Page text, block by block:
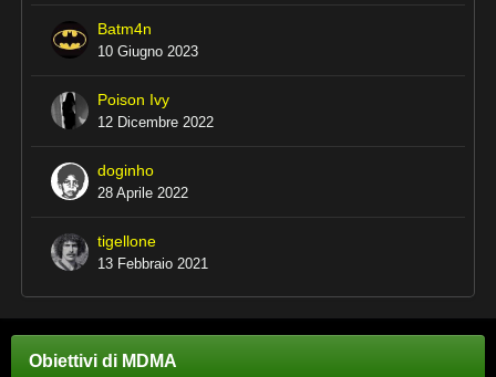
Batm4n
10 Giugno 2023
Poison Ivy
12 Dicembre 2022
doginho
28 Aprile 2022
tigellone
13 Febbraio 2021
Obiettivi di MDMA